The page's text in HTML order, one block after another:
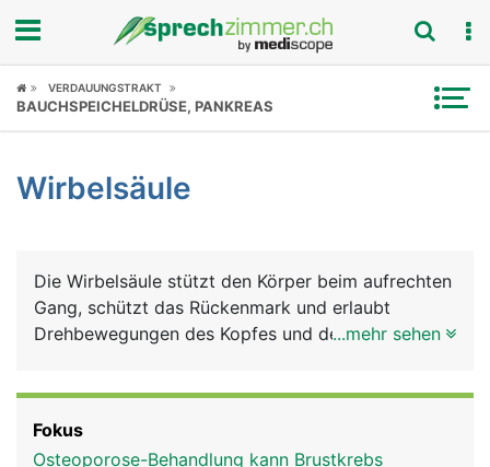
Fokus
Symptome
News
Rubriken
VERDAUUNGSTRAKT
BAUCHSPEICHELDRÜSE, PANKREAS
Wirbelsäule
Die Wirbelsäule stützt den Körper beim aufrechten
Gang, schützt das Rückenmark und erlaubt
Drehbewegungen des Kopfes und des Rumpfes.
...mehr sehen
Fokus
Osteoporose-Behandlung kann Brustkrebs